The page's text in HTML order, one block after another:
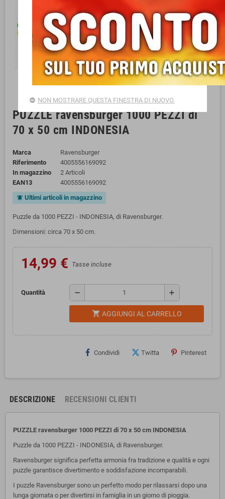
PUZZLE ravensburger 1000 PEZZI di
70 x 50 cm INDONESIA
Marca
Ravensburger
Riferimento
4005556169092
In magazzino
2 Articoli
EAN13
4005556169092
notifications_active Ultimi articoli in magazzino
Puzzle da 1000 PEZZI - INDONESIA, di Ravensburger.
Dimensioni: circa 70 x 50 cm.
14,99 € Tasse incluse
Quantità remove add
shopping_cart AGGIUNGI AL CARRELLO
Condividi Twitta Pinterest
DESCRIZIONE RECENSIONI CLIENTI
PUZZLE ravensburger 1000 PEZZI di 70 x 50 cm INDONESIA
Puzzle da 1000 PEZZI - INDONESIA, di Ravensburger.
Ravensburger significa perfetta armonia fra tradizione e qualità e ogni
puzzle garantisce divertimento e soddisfazione incomparabili.
I puzzle Ravensburger sono un perfetto modo per rilassarsi dopo una
lunga giornata o per divertirsi in famiglia in un giorno di pioggia.
NON MOSTRARE QUESTA FINESTRA DI NUOVO.